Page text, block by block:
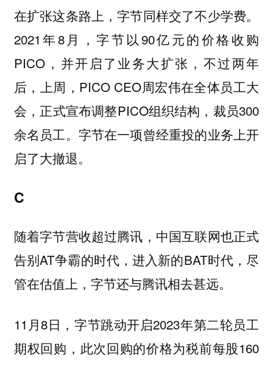
在扩张这条路上，字节同样交了不少学费。
2021年8月，字节以90亿元的价格收购
PICO，并开启了业务大扩张，不过两年
后，上周，PICO CEO周宏伟在全体员工大
会，正式宣布调整PICO组织结构，裁员300
余名员工。字节在一项曾经重投的业务上开
启了大撤退。
C
随着字节营收超过腾讯，中国互联网也正式
告别AT争霸的时代，进入新的BAT时代，尽
管在估值上，字节还与腾讯相去甚远。
11月8日，字节跳动开启2023年第二轮员工
期权回购，此次回购的价格为税前每股160